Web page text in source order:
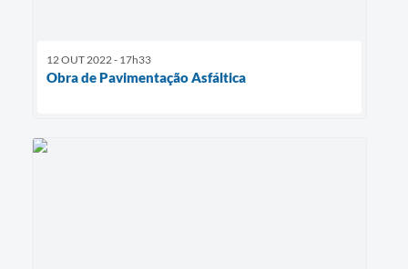
12 OUT 2022 - 17h33
Obra de Pavimentação Asfáltica